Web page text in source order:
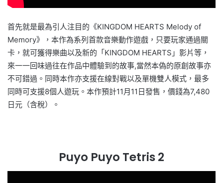
首先就是最為引人注目的《KINGDOM HEARTS Melody of
Memory》，本作為系列首款音樂動作遊戲，只要玩家通過關
卡，就可獲得樂曲以及新的「KINGDOM HEARTS」影片等，
來一一回味過往在作品中體驗到的故事,當然本偽的原創故事亦
不可錯過。同時本作亦支援在線對戰以及單機雙人模式，最多
同時可支援8個人遊玩。本作預計11月11日發售，價錢為7,480
日元（含稅）。
Puyo Puyo Tetris 2